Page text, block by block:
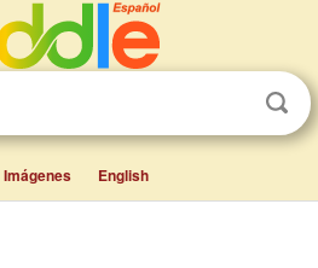
Imágenes English